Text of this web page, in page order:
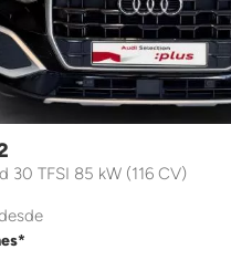
30 TFSI 85 kW (116 CV)